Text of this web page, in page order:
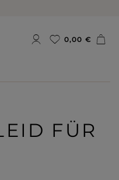
0,00 €
FÜR